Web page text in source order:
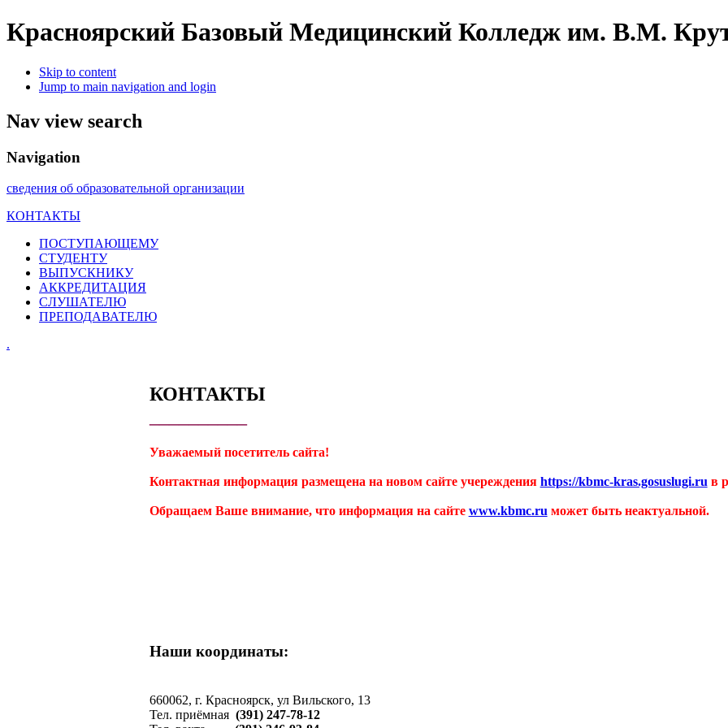
Красноярский Базовый Медицинский Колледж им. В.М.
Skip to content
Jump to main navigation and login
Nav view search
Navigation
сведения об образовательной организации
КОНТАКТЫ
ПОСТУПАЮЩЕМУ
СТУДЕНТУ
ВЫПУСКНИКУ
АККРЕДИТАЦИЯ
СЛУШАТЕЛЮ
ПРЕПОДАВАТЕЛЮ
.
КОНТАКТЫ
Уважаемый посетитель сайта!
Контактная информация размещена на новом сайте учереждения https://kbmc-kras.gosuslugi.ru в
Обращаем Ваше внимание, что информация на сайте www.kbmc.ru может быть неактуальной.
Наши координаты:
660062, г. Красноярск, ул Вильского, 13
Тел. приёмная (391) 247-78-12